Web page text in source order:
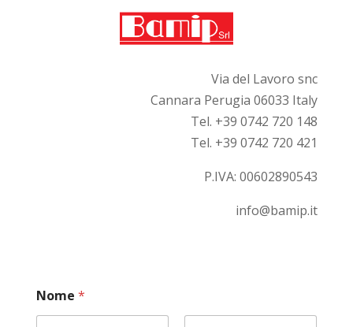
Via del Lavoro snc
Cannara Perugia 06033 Italy
Tel. +39 0742 720 148
Tel. +39 0742 720 421
P.IVA:00602890543
info@bamip.it
Nome *